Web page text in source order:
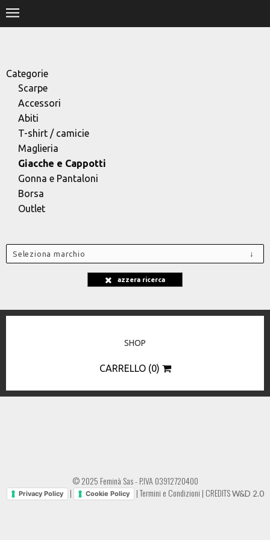
Categorie
Scarpe
Accessori
Abiti
T-shirt / camicie
Maglieria
Giacche e Cappotti
Gonna e Pantaloni
Borsa
Outlet
Seleziona marchio
azzera ricerca
SHOP
CARRELLO (0)
© 2025 Feminà Sas - P.IVA 03912720400
Privacy Policy | Cookie Policy |Termini e Condizioni | CREDITSW&D 2.0